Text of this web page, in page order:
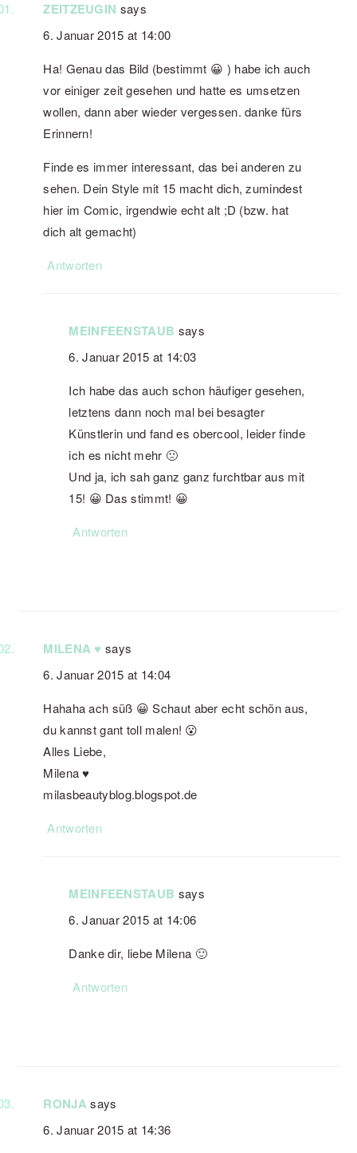
ZEITZEUGIN says
6. Januar 2015 at 14:00
Ha! Genau das Bild (bestimmt 😀 ) habe ich auch
vor einiger zeit gesehen und hatte es umsetzen
wollen, dann aber wieder vergessen. danke fürs
Erinnern!
Finde es immer interessant, das bei anderen zu
sehen. Dein Style mit 15 macht dich, zumindest
hier im Comic, irgendwie echt alt ;D (bzw. hat
dich alt gemacht)
Antworten
MEINFEENSTAUB says
6. Januar 2015 at 14:03
Ich habe das auch schon häufiger gesehen,
letztens dann noch mal bei besagter
Künstlerin und fand es obercool, leider finde
ich es nicht mehr 🙁
Und ja, ich sah ganz ganz furchtbar aus mit
15! 😀 Das stimmt! 😀
Antworten
MILENA ♥ says
6. Januar 2015 at 14:04
Hahaha ach süß 😀 Schaut aber echt schön aus,
du kannst gant toll malen! 😮
Alles Liebe,
Milena ♥
milasbeautyblog.blogspot.de
Antworten
MEINFEENSTAUB says
6. Januar 2015 at 14:06
Danke dir, liebe Milena 🙂
Antworten
RONJA says
6. Januar 2015 at 14:36